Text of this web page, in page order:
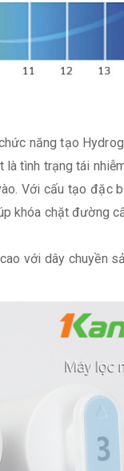
năng tạo
tình trạng tái nhiễm
Với cấu tạo đặc
khóa chặt đường
với dây chuyền